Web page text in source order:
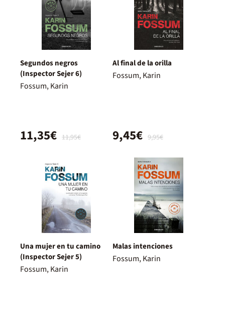
Segundos negros
(Inspector Sejer 6)
Fossum, Karin
11,95€
11,35€
Al final de la orilla
Fossum, Karin
9,95€
9,45€
Una mujer en tu camino
(Inspector Sejer 5)
Fossum, Karin
Malas intenciones
Fossum, Karin